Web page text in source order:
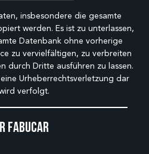
Fabucar
insbesondere die gesamte
werden. Es ist zu unterlassen,
Datenbank ohne vorherige
zu vervielfältigen, zu verbreiten
durch Dritte ausführen zu lassen.
Urheberrechtsverletzung dar
verfolgt.